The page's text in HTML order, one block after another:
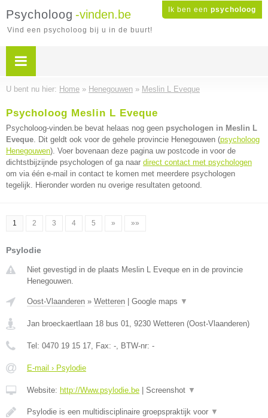
Ik ben een psycholoog
Psycholoog -vinden.be
Vind een psycholoog bij u in de buurt!
U bent nu hier: Home » Henegouwen » Meslin L Eveque
Psycholoog Meslin L Eveque
Psycholoog-vinden.be bevat helaas nog geen psychologen in Meslin L
Eveque. Dit geldt ook voor de gehele provincie Henegouwen (psycholoog
Henegouwen). Voer bovenaan deze pagina uw postcode in voor de
dichtstbijzijnde psychologen of ga naar direct contact met psychologen
om via één e-mail in contact te komen met meerdere psychologen
tegelijk. Hieronder worden nu overige resultaten getoond.
1 2 3 4 5 » »»
Psylodie
Niet gevestigd in de plaats Meslin L Eveque en in de provincie
Henegouwen.
Oost-Vlaanderen » Wetteren Google maps ▼
Jan broeckaertlaan 18 bus 01, 9230 Wetteren (Oost-Vlaanderen)
Tel: 0470 19 15 17, Fax: -, BTW-nr: -
E-mail › Psylodie
Website: http://Www.psylodie.be Screenshot ▼
Psylodie is een multidisciplinaire groepspraktijk voor ▼